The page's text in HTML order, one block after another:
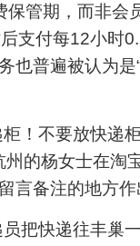
保管期，而非会
支付每12小时
也普遍被认为是
！不要放快递柜
州的杨女士在淘
言备注的地方作
快递往丰巢一